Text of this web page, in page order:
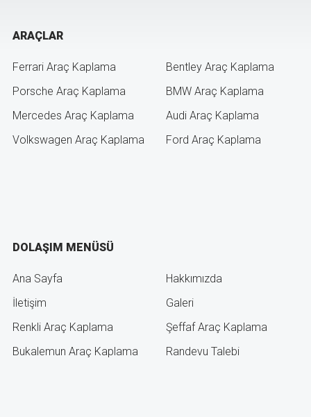
ARAÇLAR
Ferrari Araç Kaplama
Bentley Araç Kaplama
Porsche Araç Kaplama
BMW Araç Kaplama
Mercedes Araç Kaplama
Audi Araç Kaplama
Volkswagen Araç Kaplama
Ford Araç Kaplama
DOLAŞIM MENÜSÜ
Ana Sayfa
Hakkımızda
İletişim
Galeri
Renkli Araç Kaplama
Şeffaf Araç Kaplama
Bukalemun Araç Kaplama
Randevu Talebi